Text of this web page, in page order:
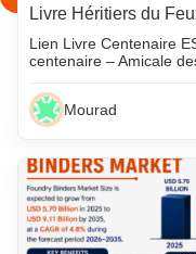
Livre Héritiers du
Lien Livre Centenaire
centenaire – Amicale
Mourad